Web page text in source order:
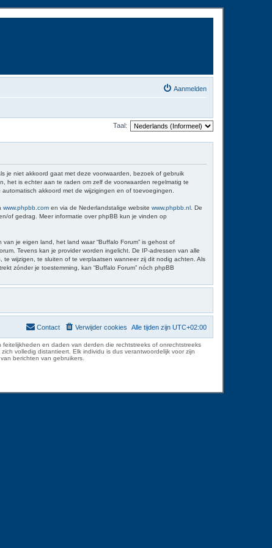
Aanmelden
Taal:
je niet akkoord gaat met deze voorwaarden, bezoek of gebruik
het is echter aan te raden om zelf de voorwaarden regelmatig te
akkoord met de wijzigingen en of toevoegingen.
www.phpbb.com en via de Nederlandstalige website www.phpbb.nl . De
of gedrag. Meer informatie over phpBB kun je vinden op
je eigen land, het land waar “Buffalo Forum” is gehost of
Tevens kan je provider worden ingelicht. De IP-adressen van alle
wijzigen, te sluiten of te verplaatsen wanneer zij dit nodig achten. Als
zónder je toestemming, kan “Buffalo Forum” nóch phpBB
Alle tijden zijn UTC+02:00
Verwijder cookies
Contact
en daden van derden die rechtstreeks of onrechtstreeks
volledig distantieert. Elk individu is dus verantwoordelijk voor zijn
berichten van gebruikers.